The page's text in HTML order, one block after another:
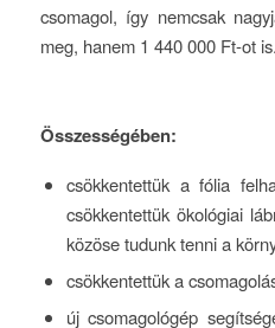
csomagol, így nemcsak
meg, hanem 1 440 000 Ft-ot is.
Összességében:
csökkentettük a fólia
csökkentettük ökológiai
közöse tudunk tenni a
csökkentettük a
új csomagológép